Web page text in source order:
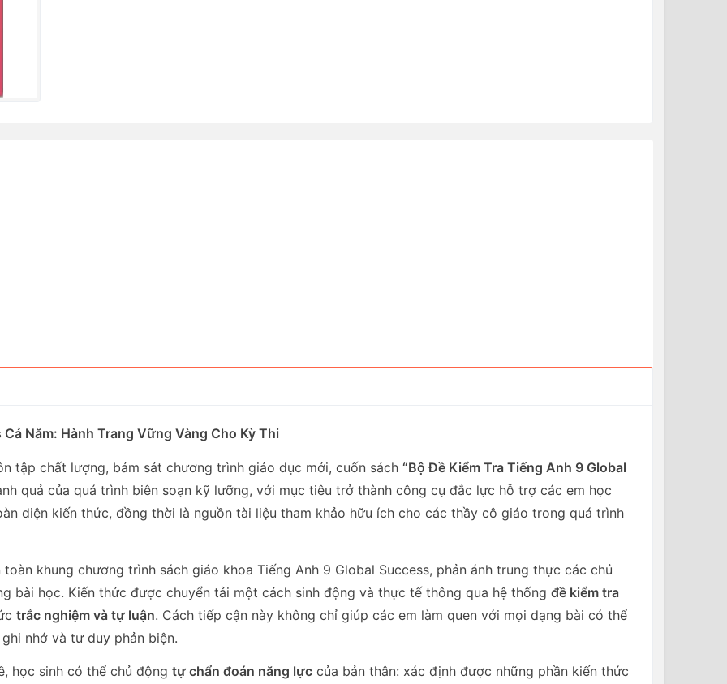
Năm: Hành Trang Vững Vàng Cho Kỳ Thi
tập chất lượng, bám sát chương trình giáo dục mới, cuốn sách “Bộ Đề Kiểm Tra Tiếng Anh 9 Global
quả của quá trình biên soạn kỹ lưỡng, với mục tiêu trở thành công cụ đắc lực hỗ trợ các em học
diện kiến thức, đồng thời là nguồn tài liệu tham khảo hữu ích cho các thầy cô giáo trong quá trình
khung chương trình sách giáo khoa Tiếng Anh 9 Global Success, phản ánh trung thực các chủ
bài học. Kiến thức được chuyển tải một cách sinh động và thực tế thông qua hệ thống đề kiểm tra
trắc nghiệm và tự luận. Cách tiếp cận này không chỉ giúp các em làm quen với mọi dạng bài có thể
nhớ và tư duy phản biện.
học sinh có thể chủ động tự chẩn đoán năng lực của bản thân: xác định được những phần kiến thức